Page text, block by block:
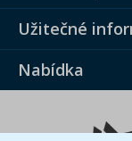
Užitečné
Nabídka